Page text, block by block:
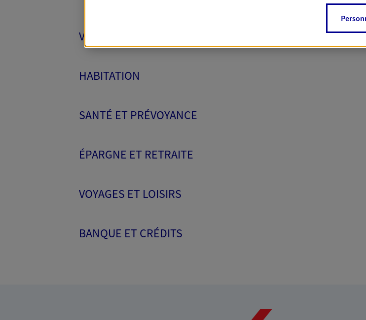
VÉHICULES
HABITATION
SANTÉ ET PRÉVOYANCE
ÉPARGNE ET RETRAITE
VOYAGES ET LOISIRS
BANQUE ET CRÉDITS